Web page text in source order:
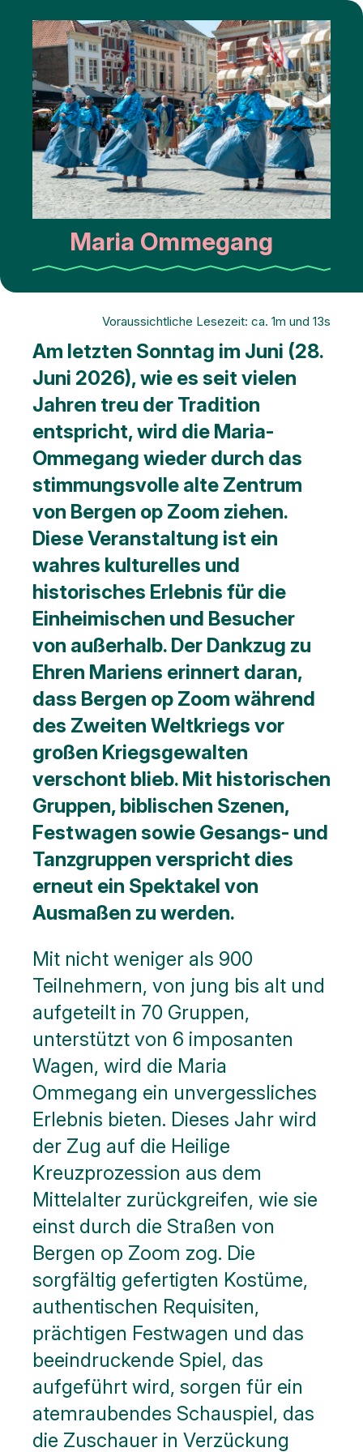
Maria Ommegang
Voraussichtliche Lesezeit: ca. 1m und 13s
Am letzten Sonntag im Juni (28.
Juni 2026), wie es seit vielen
Jahren treu der Tradition
entspricht, wird die Maria-
Ommegang wieder durch das
stimmungsvolle alte Zentrum
von Bergen op Zoom ziehen.
Diese Veranstaltung ist ein
wahres kulturelles und
historisches Erlebnis für die
Einheimischen und Besucher
von außerhalb. Der Dankzug zu
Ehren Mariens erinnert daran,
dass Bergen op Zoom während
des Zweiten Weltkriegs vor
großen Kriegsgewalten
verschont blieb. Mit historischen
Gruppen, biblischen Szenen,
Festwagen sowie Gesangs- und
Tanzgruppen verspricht dies
erneut ein Spektakel von
Ausmaßen zu werden.
Mit nicht weniger als 900
Teilnehmern, von jung bis alt und
aufgeteilt in 70 Gruppen,
unterstützt von 6 imposanten
Wagen, wird die Maria
Ommegang ein unvergessliches
Erlebnis bieten. Dieses Jahr wird
der Zug auf die Heilige
Kreuzprozession aus dem
Mittelalter zurückgreifen, wie sie
einst durch die Straßen von
Bergen op Zoom zog. Die
sorgfältig gefertigten Kostüme,
authentischen Requisiten,
prächtigen Festwagen und das
beeindruckende Spiel, das
aufgeführt wird, sorgen für ein
atemraubendes Schauspiel, das
die Zuschauer in Verzückung